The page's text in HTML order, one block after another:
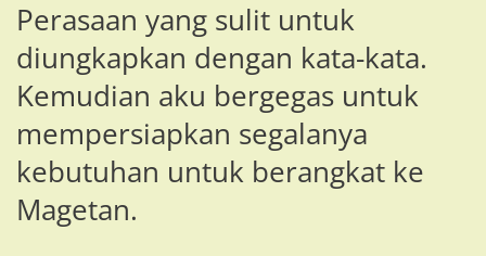
Perasaan yang sulit untuk
diungkapkan dengan kata-kata.
Kemudian aku bergegas untuk
mempersiapkan segalanya
kebutuhan untuk berangkat ke
Magetan.